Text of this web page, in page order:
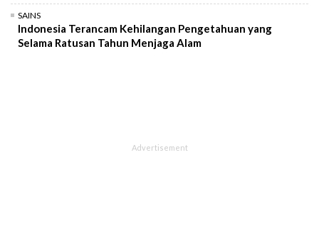
SAINS
Indonesia Terancam Kehilangan Pengetahuan yang
Selama Ratusan Tahun Menjaga Alam